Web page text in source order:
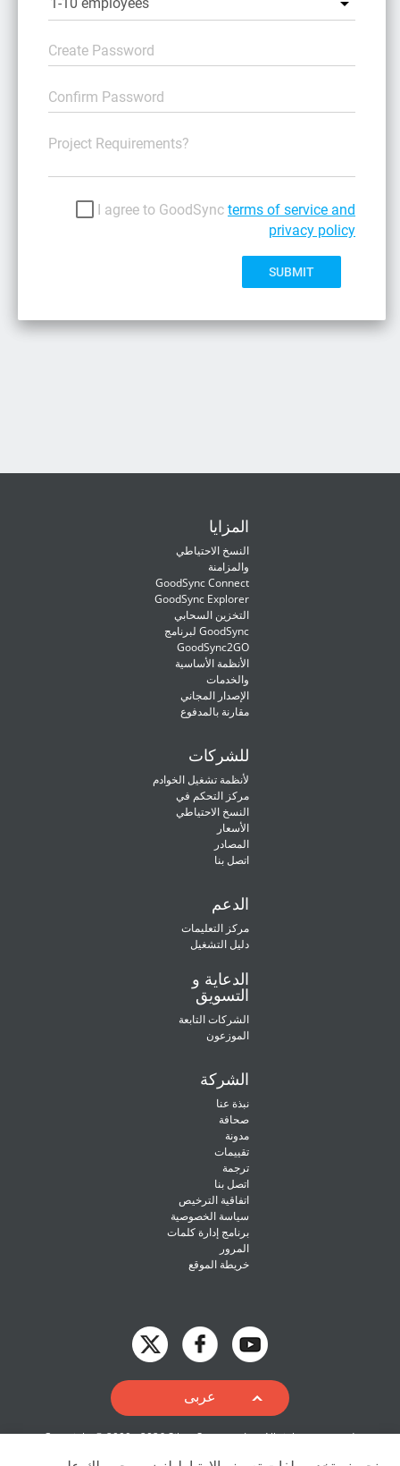
المزايا
النسخ الاحتياطي
والمزامنة
GoodSync Connect
GoodSync Explorer
التخزين السحابي
لبرنامج GoodSync
GoodSync2GO
الأنظمة الأساسية
والخدمات
الإصدار المجاني
مقارنة بالمدفوع
للشركات
لأنظمة تشغيل الخوادم
مركز التحكم في
النسخ الاحتياطي
الأسعار
المصادر
اتصل بنا
الدعم
مركز التعليمات
دليل التشغيل
الدعاية و
التسويق
الشركات التابعة
الموزعون
الشركة
نبذة عنا
صحافة
مدونة
تقييمات
ترجمة
اتصل بنا
اتفاقية الترخيص
سياسة الخصوصية
برنامج إدارة كلمات
المرور
خريطة الموقع
عربى
English
Deutsch
Copyright © 2009 - 2026 Siber Systems, Inc. All rights reserved.